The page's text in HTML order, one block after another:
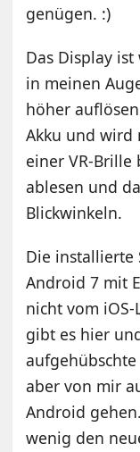
genügen. :)
Das Display
in meinen
höher
Akku und wird
einer VR-Brille
ablesen und
Blickwinkeln.
Die installierte
Android 7 mit
nicht vom
gibt es hier
aber von mir
Android
wenig den